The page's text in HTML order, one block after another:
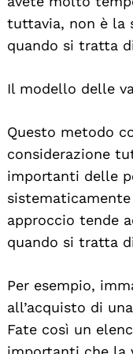
tuttavia, non è la
quando si tratta
Il modello delle
Questo metodo
considerazione
importanti delle
approccio tende
quando si tratta
Per esempio,
all’acquisto di
Fate così un